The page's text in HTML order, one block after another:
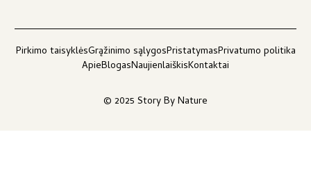
© 2025 Story By Nature
Pirkimo taisyklėsGrąžinimo sąlygosPristatymasPrivatumo politika
ApieBlogasNaujienlaiškisKontaktai